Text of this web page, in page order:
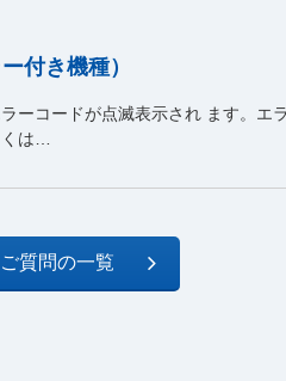
付き機種）
ーコードが点滅表示され ます。エ
は…
質問の一覧